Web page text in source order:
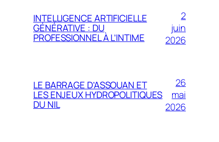
INTELLIGENCE ARTIFICIELLE
GÉNÉRATIVE : DU
PROFESSIONNEL À L’INTIME
2
juin
2026
LE BARRAGE D’ASSOUAN ET
LES ENJEUX HYDROPOLITIQUES
DU NIL
26
mai
2026